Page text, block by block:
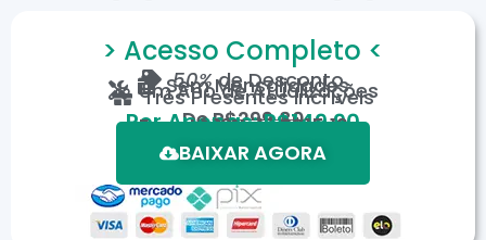
> Acesso Completo <
50%de Desconto
Sem Mensalidades
Um Ano de Atualizações
Três Presentes Incríveis
DeR$299,80
Por Apenas: R$149,90
Em até 12X de R$15,19
*Oferta válida por tempo limitado.
BAIXAR AGORA